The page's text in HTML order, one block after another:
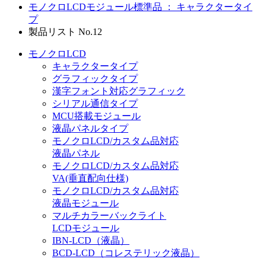
モノクロLCDモジュール標準品 ： キャラクタータイ
プ
製品リスト No.12
モノクロLCD
キャラクタータイプ
グラフィックタイプ
漢字フォント対応グラフィック
シリアル通信タイプ
MCU搭載モジュール
液晶パネルタイプ
モノクロLCD/カスタム品対応
液晶パネル
モノクロLCD/カスタム品対応
VA(垂直配向仕様)
モノクロLCD/カスタム品対応
液晶モジュール
マルチカラーバックライト
LCDモジュール
IBN-LCD（液晶）
BCD-LCD（コレステリック液晶）